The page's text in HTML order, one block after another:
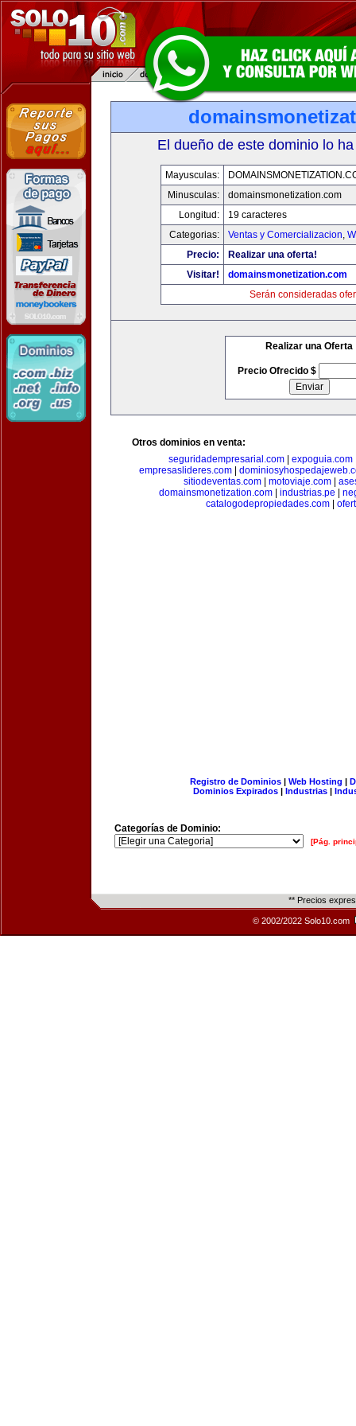
El dueño de este dominio lo
Mayusculas:
Minusculas:
domainsmonetization.com
Longitud:
19 caracteres
Categorias:
Ventas y Comercializacion,
Precio:
Realizar una oferta!
Visitar!
domainsmonetization.com
Serán consideradas
Realizar una Oferta
Precio Ofrecido $
Otros dominios en venta:
seguridadempresarial.com
expoguia.com
empresaslideres.com|
sitiodeventas.com
motoviaje.com
domainsmonetization.com| industrias.pe
catalogodepropiedades.com
Registro de Dominios| Web Hosting |
Dominios Expirados | Industrias |
Categorías de Dominio:
[Pág.
** Precios
© 2002/2022 Solo10.com